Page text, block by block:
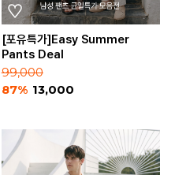
[포유특가]Easy Summer
Pants Deal
99,000
87% 13,000